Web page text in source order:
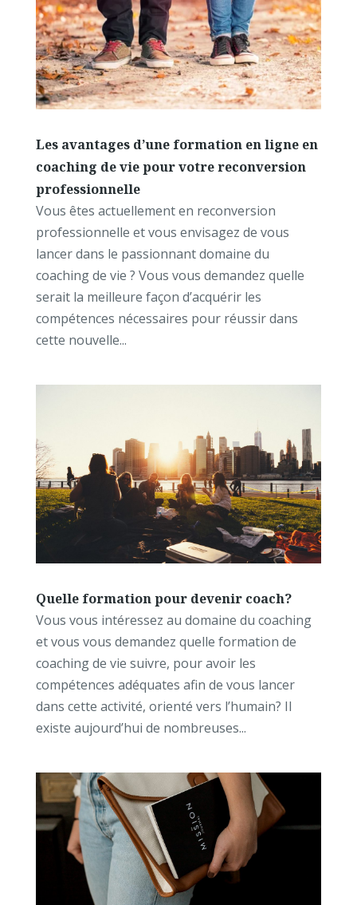
Les avantages d’une formation en ligne en
coaching de vie pour votre reconversion
professionnelle
Vous êtes actuellement en reconversion
professionnelle et vous envisagez de vous
lancer dans le passionnant domaine du
coaching de vie ? Vous vous demandez quelle
serait la meilleure façon d’acquérir les
compétences nécessaires pour réussir dans
cette nouvelle...
Quelle formation pour devenir coach?
Vous vous intéressez au domaine du coaching
et vous vous demandez quelle formation de
coaching de vie suivre, pour avoir les
compétences adéquates afin de vous lancer
dans cette activité, orienté vers l’humain? Il
existe aujourd’hui de nombreuses...